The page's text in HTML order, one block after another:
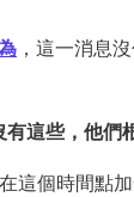
，這一消息
這些，他們
個時間點加